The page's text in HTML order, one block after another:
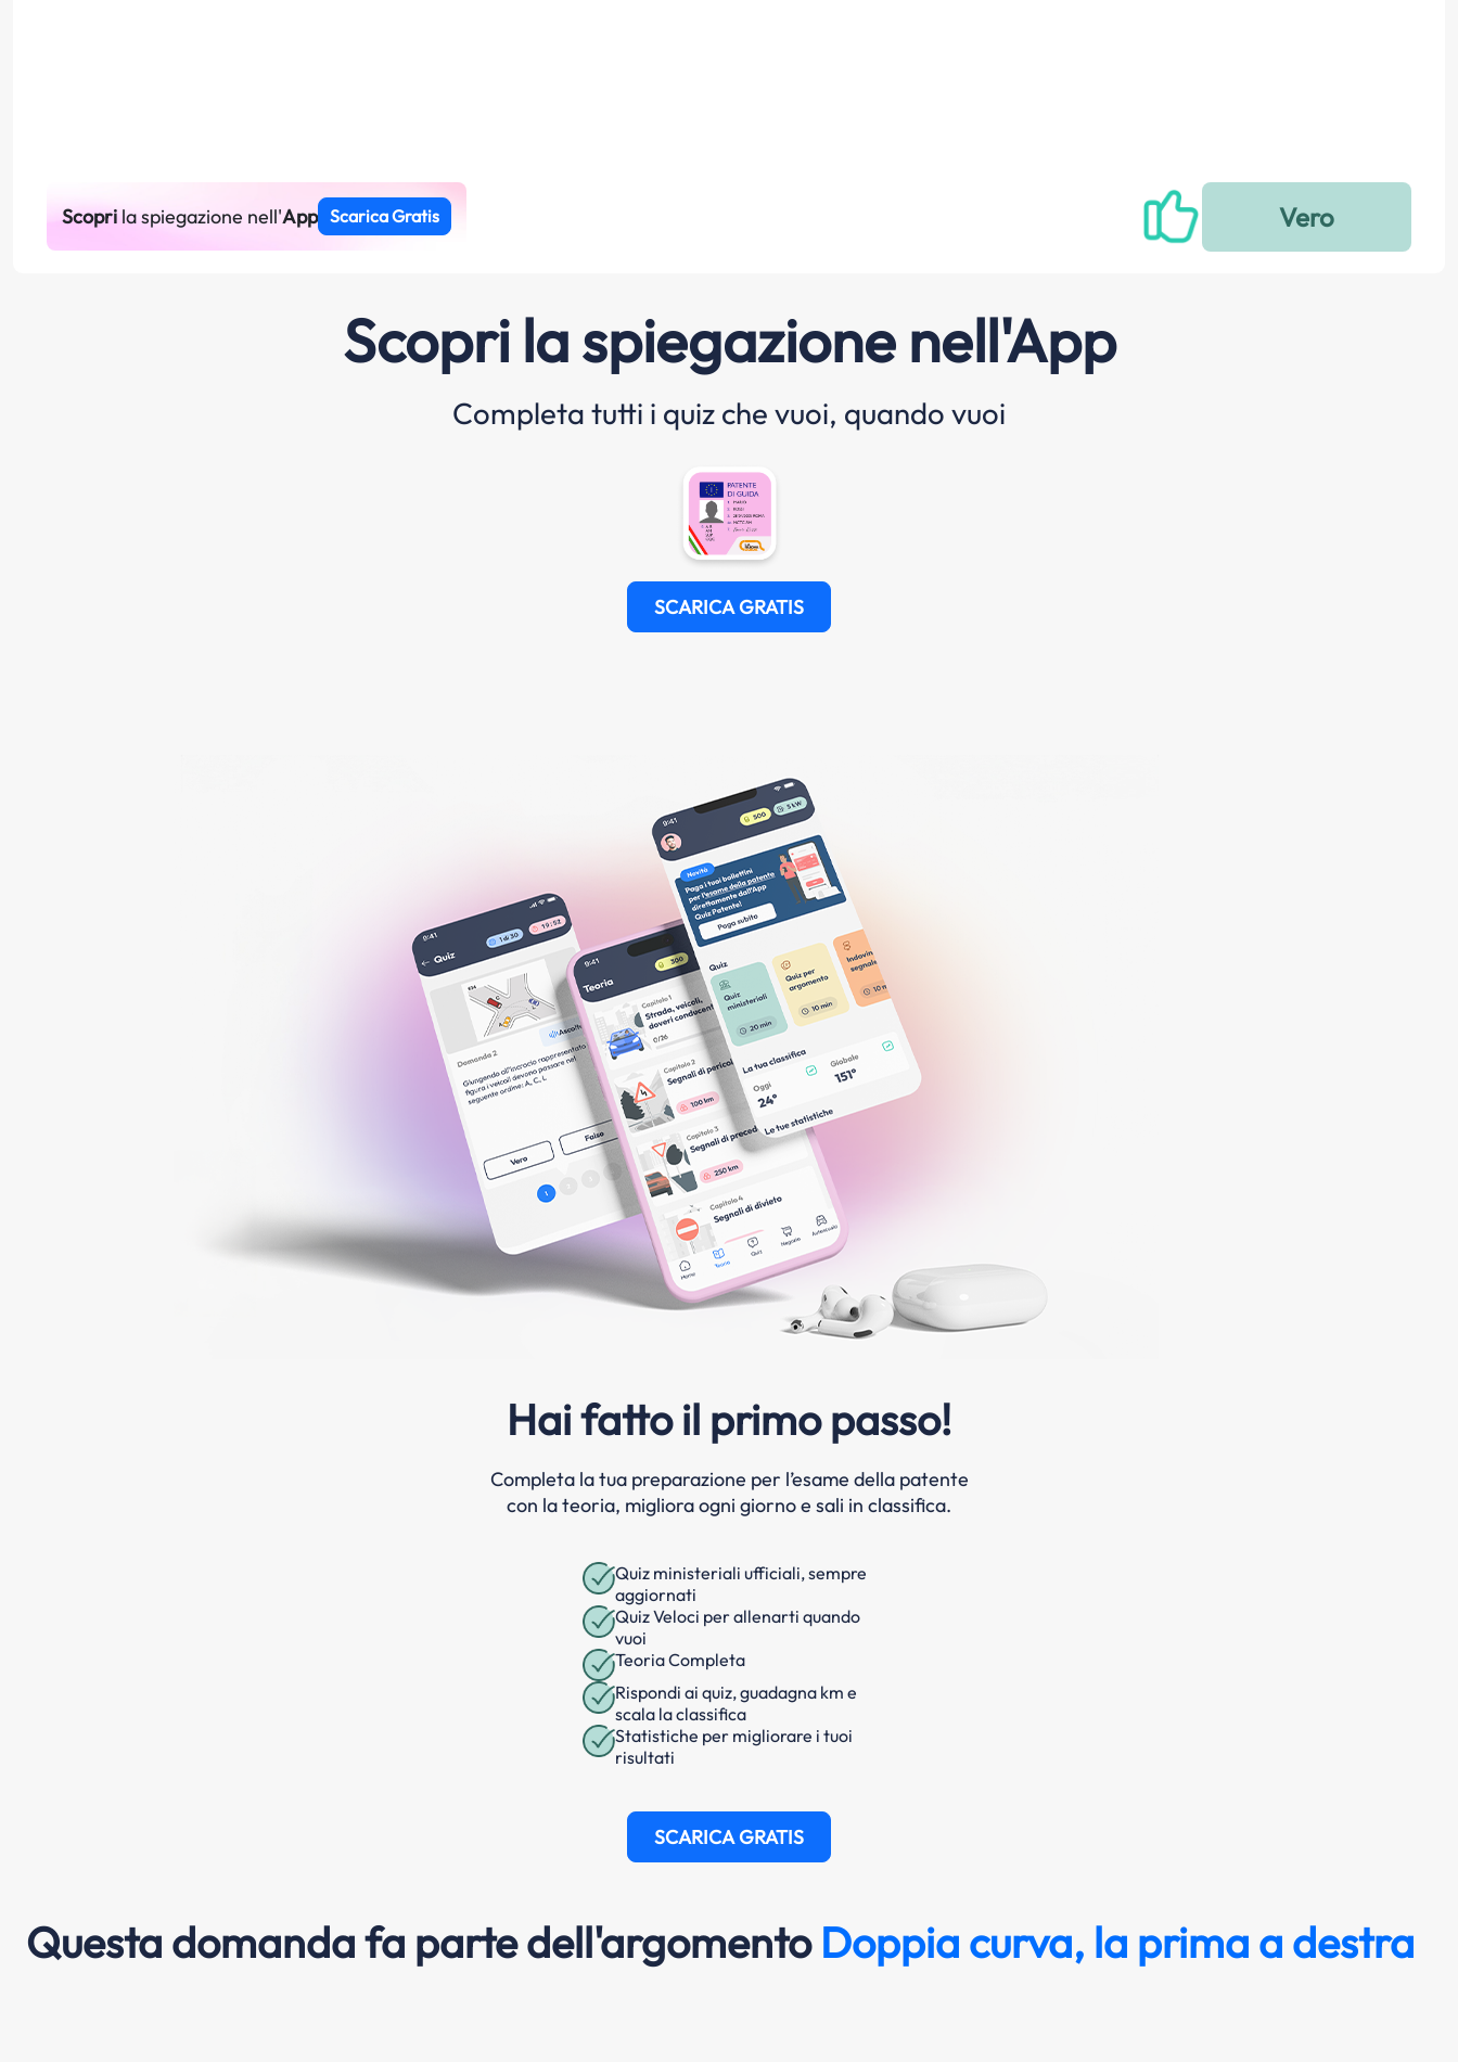
Scoprila spiegazione nell'App Scarica Gratis
Scopri la spiegazione nell'App
Completa tutti i quiz che vuoi, quando vuoi
SCARICA GRATIS
Hai fatto il primo passo!
Completa la tua preparazione per l’esame della patente
con la teoria, migliora ogni giorno e sali in classifica.
Quiz ministeriali ufficiali, sempre
aggiornati
Quiz Veloci per allenarti quando
vuoi
Teoria Completa
Rispondi ai quiz, guadagna km e
scala la classifica
Statistiche per migliorare i tuoi
risultati
SCARICA GRATIS
Questa domanda fa parte dell'argomento Doppia curva, la prima a destra